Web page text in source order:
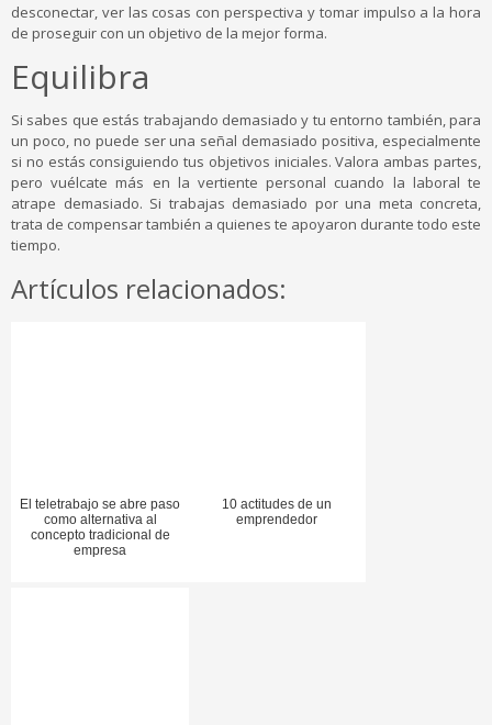
desconectar, ver las cosas con perspectiva y tomar impulso a la hora
de proseguir con un objetivo de la mejor forma.
Equilibra
Si sabes que estás trabajando demasiado y tu entorno también, para
un poco, no puede ser una señal demasiado positiva, especialmente
si no estás consiguiendo tus objetivos iniciales. Valora ambas partes,
pero vuélcate más en la vertiente personal cuando la laboral te
atrape demasiado. Si trabajas demasiado por una meta concreta,
trata de compensar también a quienes te apoyaron durante todo este
tiempo.
Artículos relacionados:
El teletrabajo se abre paso
como alternativa al
concepto tradicional de
empresa
10 actitudes de un
emprendedor